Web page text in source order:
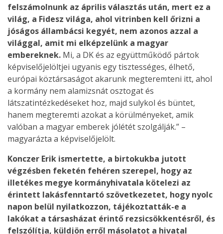
felszámolnunk az április választás után, mert ez a
világ, a Fidesz világa, ahol vitrinben kell őrizni a
jóságos állambácsi kegyét, nem azonos azzal a
világgal, amit mi elképzelünk a magyar
embereknek. Mi, a DK és az együttműködő pártok
képviselőjelöltjei ugyanis egy tisztességes, élhető,
európai köztársaságot akarunk megteremteni itt, ahol
a kormány nem alamizsnát osztogat és
látszatintézkedéseket hoz, majd sulykol és büntet,
hanem megteremti azokat a körülményeket, amik
valóban a magyar emberek jólétét szolgálják.” –
magyarázta a képviselőjelölt.
Konczer Erik ismertette, a birtokukba jutott
végzésben feketén fehéren szerepel, hogy az
illetékes megye kormányhivatala kötelezi az
érintett lakásfenntartó szövetkezetet, hogy nyolc
napon belül nyilatkozzon, tájékoztatták-e a
lakókat a társasházat érintő rezsicsökkentésről, és
felszólítja, küldjön erről másolatot a hivatal